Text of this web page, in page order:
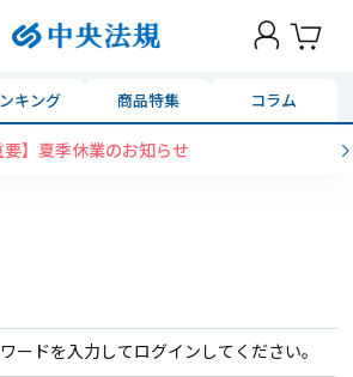
キング 商品特集 コラム
要】夏季休業のお知らせ
ードを入力してログインしてください。